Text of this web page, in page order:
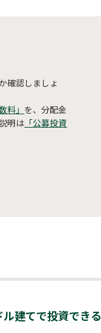
確認しましょ
料」 を、分配金
明は 「公募投資
ル建てで投資できる